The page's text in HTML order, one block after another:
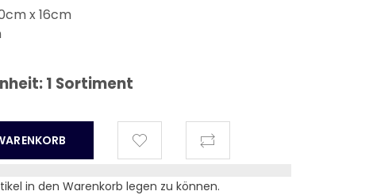
x 16cm
1 Sortiment
in den Warenkorb legen zu können.